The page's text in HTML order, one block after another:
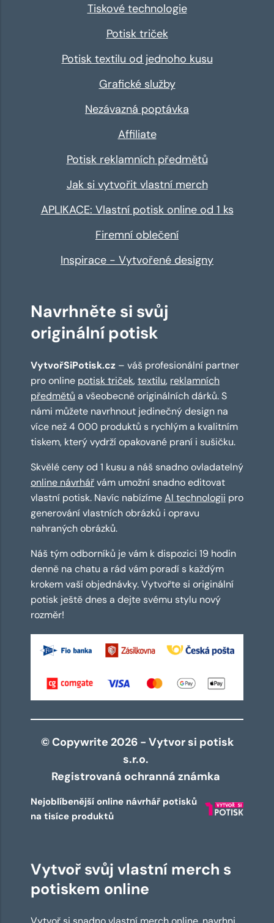
Tiskové technologie
Potisk triček
Potisk textilu od jednoho kusu
Grafické služby
Nezávazná poptávka
Affiliate
Potisk reklamních předmětů
Jak si vytvořit vlastní merch
APLIKACE: Vlastní potisk online od 1 ks
Firemní oblečení
Inspirace - Vytvořené designy
Navrhněte si svůj
originální potisk
VytvořSiPotisk.cz – váš profesionální partner
pro online potisk triček,textilu, reklamních
předmětů a všeobecně originálních dárků. S
námi můžete navrhnout jedinečný design na
více než 4 000 produktů s rychlým a kvalitním
tiskem, který vydrží opakované praní i sušičku.
Skvělé ceny od 1 kusu a náš snadno ovladatelný
online návrhářvám umožní snadno editovat
vlastní potisk. Navíc nabízímeAI technologii pro
generování vlastních obrázků i opravu
nahraných obrázků.
Náš tým odborníků je vám k dispozici 19 hodin
denně na chatu a rád vám poradí s každým
krokem vaší objednávky. Vytvořte si originální
potisk ještě dnes a dejte svému stylu nový
rozměr!
© Copywrite 2026 - Vytvor si potisk
s.r.o.
Registrovaná ochranná známka
Nejoblíbenější online návrhář potisků
na tisíce produktů
Vytvoř svůj vlastní merch s
potiskem online